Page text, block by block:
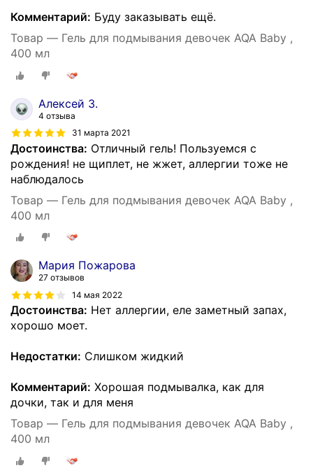
Комментарий: Буду заказывать ещё.
Товар — Гель для подмывания девочек AQA Baby ,
400 мл
Алексей З.
4 отзыва
31 марта 2021
Достоинства: Отличный гель! Пользуемся с
рождения! не щиплет, не жжет, аллергии тоже не
наблюдалось
Товар — Гель для подмывания девочек AQA Baby ,
400 мл
Мария Пожарова
27 отзывов
14 мая 2022
Достоинства: Нет аллергии, еле заметный запах,
хорошо моет.
Недостатки: Слишком жидкий
Комментарий: Хорошая подмывалка, как для
дочки, так и для меня
Товар — Гель для подмывания девочек AQA Baby ,
400 мл